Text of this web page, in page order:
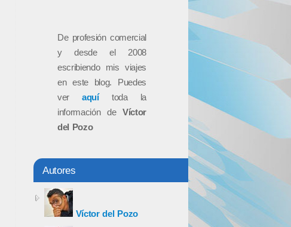
De profesión comercial
y desde el 2008
escribiendo mis viajes
en este blog. Puedes
veraquítoda la
información de Víctor
del Pozo
Autores
Víctor del Pozo